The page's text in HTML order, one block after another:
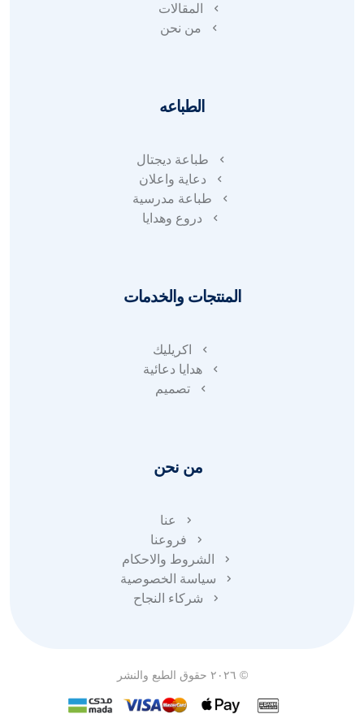
المقالات
من نحن
الطباعه
طباعة ديجتال
دعاية واعلان
طباعة مدرسية
دروع وهدايا
المنتجات والخدمات
اكريليك
هدايا دعائية
تصميم
من نحن
عنا
فروعنا
الشروط والاحكام
سياسة الخصوصية
شركاء النجاح
© ٢٠٢٦ حقوق الطبع والنشر